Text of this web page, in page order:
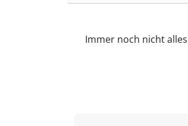
Immer noch nicht